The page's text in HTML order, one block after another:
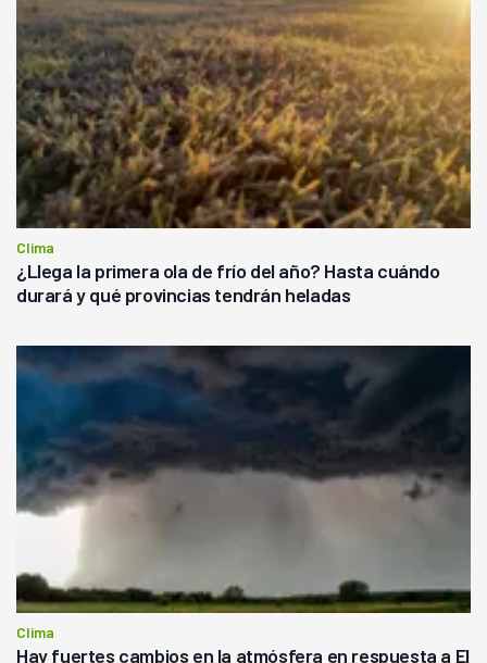
Clima
¿Llega la primera ola de frío del año? Hasta cuándo
durará y qué provincias tendrán heladas
Clima
Hay fuertes cambios en la atmósfera en respuesta a El